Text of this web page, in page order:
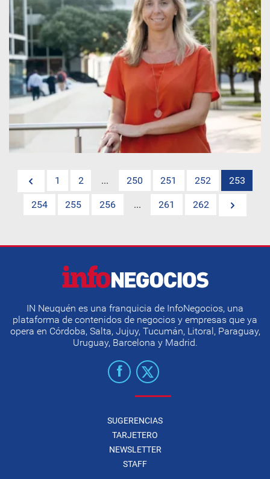
1 2 ... 250 251 252 253
254 255 256 ... 261 262
IN Neuquén es una franquicia de InfoNegocios, una
plataforma de contenidos de negocios y empresas que ya
opera en Córdoba, Salta, Jujuy, Tucumán, Litoral, Paraguay,
Uruguay, Barcelona y Madrid.
SUGERENCIAS
TARJETERO
NEWSLETTER
STAFF